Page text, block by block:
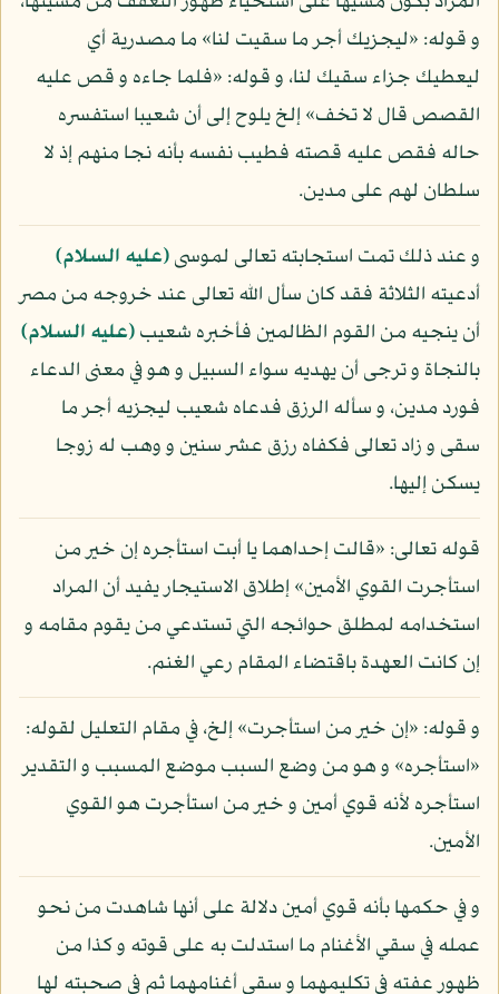
و قوله: «ليجزيك أجر ما سقيت لنا» ما مصدرية أي
ليعطيك جزاء سقيك لنا، و قوله: «فلما جاءه و قص عليه
القصص قال لا تخف» إلخ يلوح إلى أن شعيبا استفسره
حاله فقص عليه قصته فطيب نفسه بأنه نجا منهم إذ لا
سلطان لهم على مدين.
و عند ذلك تمت استجابته تعالى لموسى(عليه السلام)
أدعيته الثلاثة فقد كان سأل الله تعالى عند خروجه من مصر
أن ينجيه من القوم الظالمين فأخبره شعيب(عليه السلام)
بالنجاة و ترجى أن يهديه سواء السبيل و هو في معنى الدعاء
فورد مدين، و سأله الرزق فدعاه شعيب ليجزيه أجر ما
سقى و زاد تعالى فكفاه رزق عشر سنين و وهب له زوجا
يسكن إليها.
قوله تعالى: «قالت إحداهما يا أبت استأجره إن خير من
استأجرت القوي الأمين» إطلاق الاستيجار يفيد أن المراد
استخدامه لمطلق حوائجه التي تستدعي من يقوم مقامه و
إن كانت العهدة باقتضاء المقام رعي الغنم.
و قوله: «إن خير من استأجرت» إلخ، في مقام التعليل لقوله:
«استأجره» و هو من وضع السبب موضع المسبب و التقدير
استأجره لأنه قوي أمين و خير من استأجرت هو القوي
الأمين.
و في حكمها بأنه قوي أمين دلالة على أنها شاهدت من نحو
عمله في سقي الأغنام ما استدلت به على قوته و كذا من
ظهور عفته في تكليمهما و سقي أغنامهما ثم في صحبته لها